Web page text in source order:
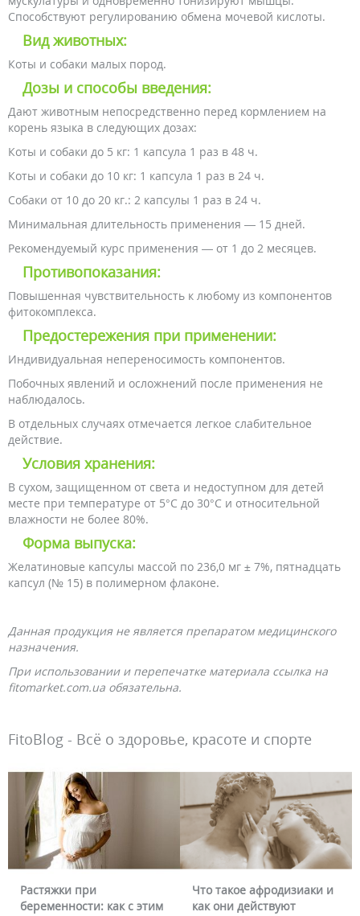
Способствуют регулированию обмена мочевой кислоты.
Вид животных:
Коты и собаки малых пород.
Дозы и способы введения:
Дают животным непосредственно перед кормлением на
корень языка в следующих дозах:
Коты и собаки до 5 кг: 1 капсула 1 раз в 48 ч.
Коты и собаки до 10 кг: 1 капсула 1 раз в 24 ч.
Собаки от 10 до 20 кг.: 2 капсулы 1 раз в 24 ч.
Минимальная длительность применения — 15 дней.
Рекомендуемый курс применения — от 1 до 2 месяцев.
Противопоказания:
Повышенная чувствительность к любому из компонентов
фитокомплекса.
Предостережения при применении:
Индивидуальная непереносимость компонентов.
Побочных явлений и осложнений после применения не
наблюдалось.
В отдельных случаях отмечается легкое слабительное
действие.
Условия хранения:
В сухом, защищенном от света и недоступном для детей
месте при температуре от 5°С до 30°С и относительной
влажности не более 80%.
Форма выпуска:
Желатиновые капсулы массой по 236,0 мг ± 7%, пятнадцать
капсул (№ 15) в полимерном флаконе.
Данная продукция не является препаратом медицинского
назначения.
При использовании и перепечатке материала ссылка на
fitomarket.com.ua обязательна.
FitoBlog - Всё о здоровье, красоте и спорте
Что такое афродизиаки и
как они действуют
Почему краснеет лицо и
можно ли это убрать